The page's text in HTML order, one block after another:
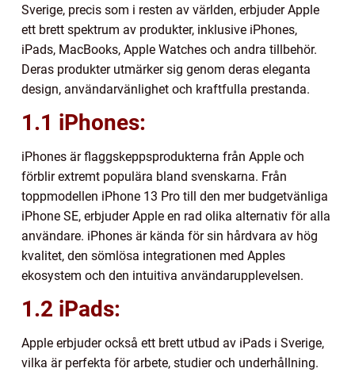
Sverige, precis som i resten av världen, erbjuder Apple
ett brett spektrum av produkter, inklusive iPhones,
iPads, MacBooks, Apple Watches och andra tillbehör.
Deras produkter utmärker sig genom deras eleganta
design, användarvänlighet och kraftfulla prestanda.
1.1 iPhones:
iPhones är flaggskeppsprodukterna från Apple och
förblir extremt populära bland svenskarna. Från
toppmodellen iPhone 13 Pro till den mer budgetvänliga
iPhone SE, erbjuder Apple en rad olika alternativ för alla
användare. iPhones är kända för sin hårdvara av hög
kvalitet, den sömlösa integrationen med Apples
ekosystem och den intuitiva användarupplevelsen.
1.2 iPads:
Apple erbjuder också ett brett utbud av iPads i Sverige,
vilka är perfekta för arbete, studier och underhållning.